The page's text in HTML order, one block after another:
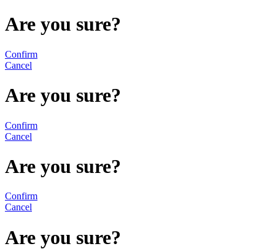
Are you sure?
Confirm
Cancel
Are you sure?
Confirm
Cancel
Are you sure?
Confirm
Cancel
Are you sure?